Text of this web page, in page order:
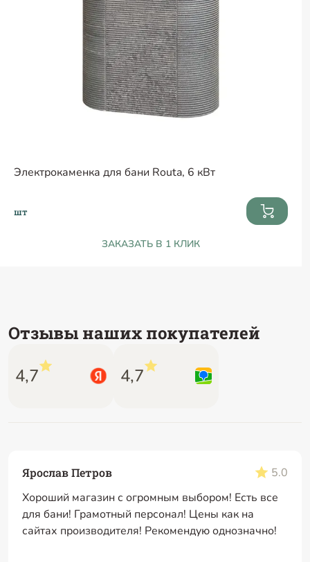
Электрокаменка для бани Routa, 6 кВт
шт
ЗАКАЗАТЬ В 1 КЛИК
Отзывы наших покупателей
4,7
4,7
Ярослав Петров
5.0
Хороший магазин с огромным выбором! Есть все
для бани! Грамотный персонал! Цены как на
сайтах производителя! Рекомендую однозначно!